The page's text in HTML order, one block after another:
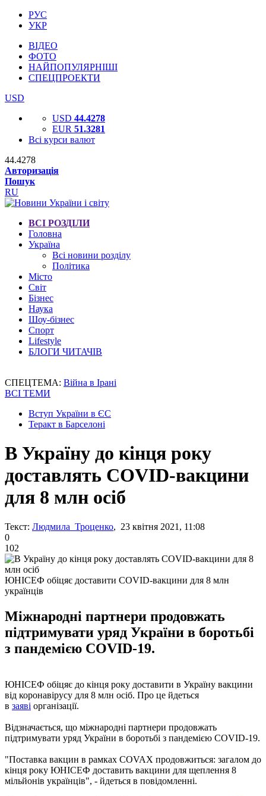
РУС
УКР
ВІДЕО
ФОТО
НАЙПОПУЛЯРНІШІ
СПЕЦПРОЕКТИ
USD
USD 44.4278
EUR 51.3281
Всі курси валют
44.4278
Авторизація
Пошук
RU
ВСІ РОЗДІЛИ
Головна
Україна
Всі новини розділу
Політика
Місто
Світ
Бізнес
Наука
Шоу-бізнес
Спорт
Lifestyle
БЛОГИ ЧИТАЧІВ
СПЕЦТЕМА: Війна в Ірані
ВСІ ТЕМИ
Вступ України в ЄС
Теракт в Барселоні
В Україну до кінця року
доставлять COVID-вакцини
для 8 млн осіб
Текст: Людмила Троценко, 23 квітня 2021, 11:08
0
102
ЮНІСЕФ обіцяє доставити COVID-вакцини для 8 млн
українців
Міжнародні партнери продовжать
підтримувати уряд України в боротьбі
з пандемією COVID-19.
ЮНІСЕФ обіцяє до кінця року доставити в Україну вакцини
від коронавірусу для 8 млн осіб. Про це йдеться
в заяві організації.
Відзначається, що міжнародні партнери продовжать
підтримувати уряд України в боротьбі з пандемією COVID-19.
"Поставка вакцин в рамках COVAX продовжиться: загалом до
кінця року ЮНІСЕФ доставить вакцини для щеплення 8
мільйонів українців", - йдеться в повідомленні.